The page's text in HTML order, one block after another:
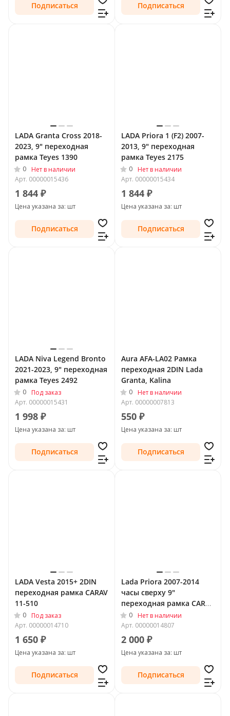
Подписаться Подписаться
LADA Granta Cross 2018-
2023, 9" переходная
рамка Teyes 1390
0
Нет в наличии
Арт. 00000015436
1 844 ₽
Цена указана за: шт
Подписаться
LADA Priora 1 (F2) 2007-
2013, 9" переходная
рамка Teyes 2175
0
Нет в наличии
Арт. 00000015434
1 844 ₽
Цена указана за: шт
Подписаться
LADA Niva Legend Bronto
2021-2023, 9" переходная
рамка Teyes 2492
0
Под заказ
Арт. 00000015431
1 998 ₽
Цена указана за: шт
Подписаться
Aura AFA-LA02 Рамка
переходная 2DIN Lada
Granta, Kalina
0
Нет в наличии
Арт. 00000007813
550 ₽
Цена указана за: шт
Подписаться
LADA Vesta 2015+ 2DIN
переходная рамка CARAV
11-510
0
Под заказ
Арт. 00000014710
1 650 ₽
Цена указана за: шт
Подписаться
Lada Priora 2007-2014
часы сверху 9"
переходная рамка CARAV
22-1180
0
Нет в наличии
Арт. 00000014807
2 000 ₽
Цена указана за: шт
Подписаться